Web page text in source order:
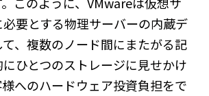
要とする物理サーバーの内蔵デ
、複数のノード間にまたがる記
ひとつのストレージに見せかけ
へのハードウェア投資負担をで